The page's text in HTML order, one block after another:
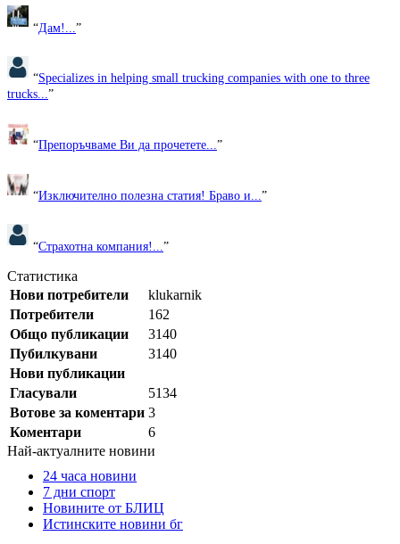
“Дам!... ”
“Specializes in helping small trucking companies with one to three
trucks...”
“Препоръчваме Ви да прочетете...”
“Изключително полезна статия! Браво и... ”
“Страхотна компания!... ”
Статистика
Нови потребители
klukarnik
Потребители
162
Общо публикации
3140
Пубилкувани
3140
Нови публикации
Гласували
5134
Вотове за коментари 3
Коментари
6
Най-актуалните новини
24 часа новини
7 дни спорт
Новините от БЛИЦ
Истинските новини бг